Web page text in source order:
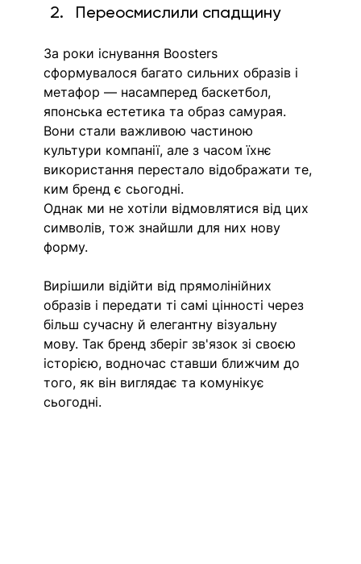
Переосмислили спадщину
За роки існування Boosters
сформувалося багато сильних образів і
метафор — насамперед баскетбол,
японська естетика та образ самурая.
Вони стали важливою частиною
культури компанії, але з часом їхнє
використання перестало відображати те,
ким бренд є сьогодні.
Однак ми не хотіли відмовлятися від цих
символів, тож знайшли для них нову
форму.
Вирішили відійти від прямолінійних
образів і передати ті самі цінності через
більш сучасну й елегантну візуальну
мову. Так бренд зберіг зв'язок зі своєю
історією, водночас ставши ближчим до
того, як він виглядає та комунікує
сьогодні.